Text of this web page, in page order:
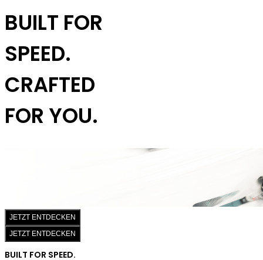
BUILT FOR
SPEED.
CRAFTED
FOR YOU.
JETZT ENTDECKEN
JETZT ENTDECKEN
BUILT FOR SPEED.